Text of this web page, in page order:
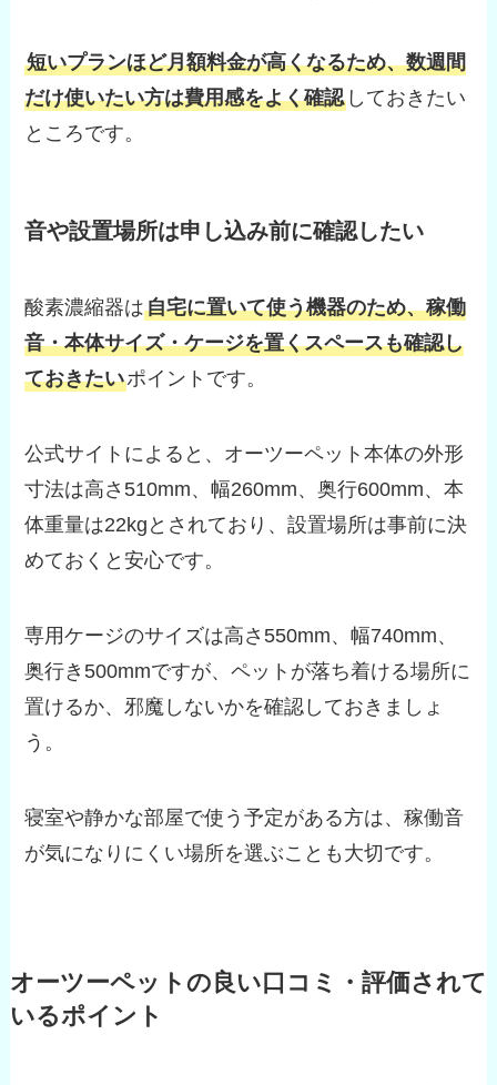
短いプランほど月額料金が高くなるため、数週間
だけ使いたい方は費用感をよく確認 しておきたい
ところです。
音や設置場所は申し込み前に確認したい
酸素濃縮器は自宅に置いて使う機器のため、稼働
音・本体サイズ・ケージを置くスペースも確認し
ておきたいポイントです。
公式サイトによると、オーツーペット本体の外形
寸法は高さ510mm、幅260mm、奥行600mm、本
体重量は22kgとされており、設置場所は事前に決
めておくと安心です。
専用ケージのサイズは高さ550mm、幅740mm、
奥行き500mmですが、ペットが落ち着ける場所に
置けるか、邪魔しないかを確認しておきましょ
う。
寝室や静かな部屋で使う予定がある方は、稼働音
が気になりにくい場所を選ぶことも大切です。
オーツーペットの良い口コミ・評価されて
いるポイント